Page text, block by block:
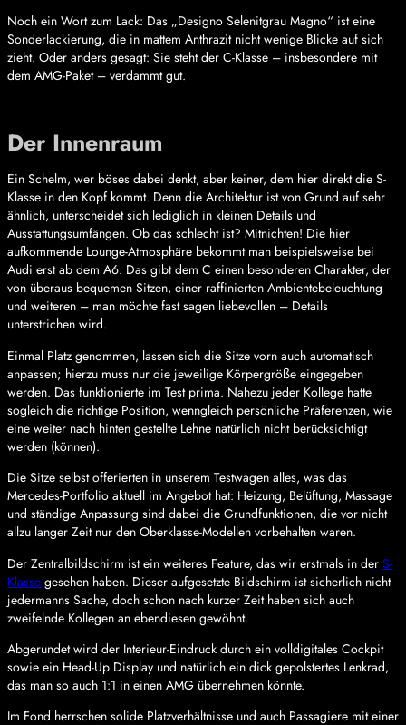
Noch ein Wort zum Lack: Das „Designo Selenitgrau Magno“ ist eine
Sonderlackierung, die in mattem Anthrazit nicht wenige Blicke auf sich
zieht. Oder anders gesagt: Sie steht der C-Klasse – insbesondere mit
dem AMG-Paket – verdammt gut.
Der Innenraum
Ein Schelm, wer böses dabei denkt, aber keiner, dem hier direkt die S-
Klasse in den Kopf kommt. Denn die Architektur ist von Grund auf sehr
ähnlich, unterscheidet sich lediglich in kleinen Details und
Ausstattungsumfängen. Ob das schlecht ist? Mitnichten! Die hier
aufkommende Lounge-Atmosphäre bekommt man beispielsweise bei
Audi erst ab dem A6. Das gibt dem C einen besonderen Charakter, der
von überaus bequemen Sitzen, einer raffinierten Ambientebeleuchtung
und weiteren – man möchte fast sagen liebevollen – Details
unterstrichen wird.
Einmal Platz genommen, lassen sich die Sitze vorn auch automatisch
anpassen; hierzu muss nur die jeweilige Körpergröße eingegeben
werden. Das funktionierte im Test prima. Nahezu jeder Kollege hatte
sogleich die richtige Position, wenngleich persönliche Präferenzen, wie
eine weiter nach hinten gestellte Lehne natürlich nicht berücksichtigt
werden (können).
Die Sitze selbst offerierten in unserem Testwagen alles, was das
Mercedes-Portfolio aktuell im Angebot hat: Heizung, Belüftung, Massage
und ständige Anpassung sind dabei die Grundfunktionen, die vor nicht
allzu langer Zeit nur den Oberklasse-Modellen vorbehalten waren.
Der Zentralbildschirm ist ein weiteres Feature, das wir erstmals in der S-
Klasse gesehen haben. Dieser aufgesetzte Bildschirm ist sicherlich nicht
jedermanns Sache, doch schon nach kurzer Zeit haben sich auch
zweifelnde Kollegen an ebendiesen gewöhnt.
Abgerundet wird der Interieur-Eindruck durch ein volldigitales Cockpit
sowie ein Head-Up Display und natürlich ein dick gepolstertes Lenkrad,
das man so auch 1:1 in einen AMG übernehmen könnte.
Im Fond herrschen solide Platzverhältnisse und auch Passagiere mit einer